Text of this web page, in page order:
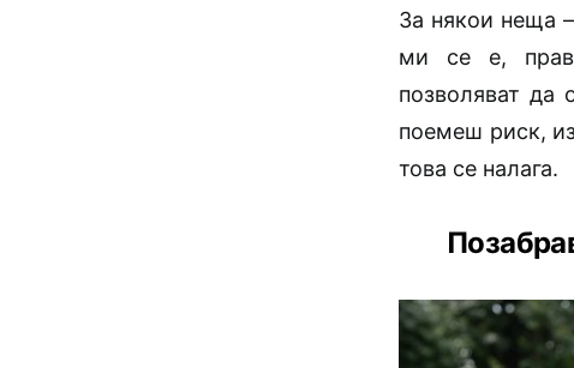
За някои неща
ми се е,
позволяват
поемеш риск,
това се налага.